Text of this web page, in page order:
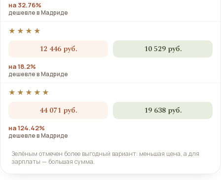
на 32.76%
дешевле в Мадриде
★★★★
12 446 руб. 10 529 руб.
на 18.2%
дешевле в Мадриде
★★★★★
44 071 руб. 19 638 руб.
на 124.42%
дешевле в Мадриде
Зелёным отмечен более выгодный вариант: меньшая цена, а для
зарплаты — большая сумма.